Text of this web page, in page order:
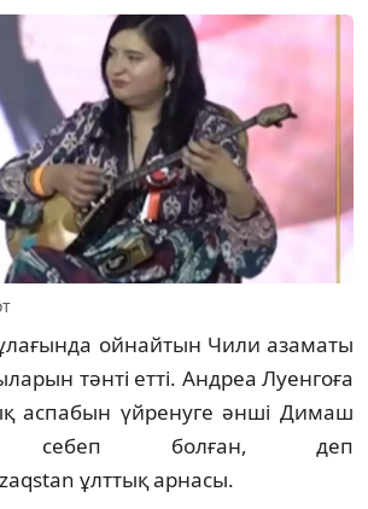
ойнайтын Чили азаматы
тәнті етті. Андреа Луенгоға
аспабын үйренуге әнші Димаш
себеп болған, деп
ұлттық арнасы.